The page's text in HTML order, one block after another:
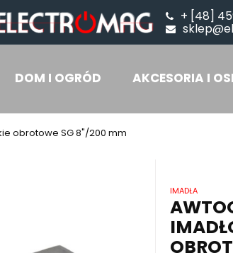
+ [48]
DOM I OGRÓD AKCESORIA I
obrotowe SG 8"/200 mm
IMADŁA